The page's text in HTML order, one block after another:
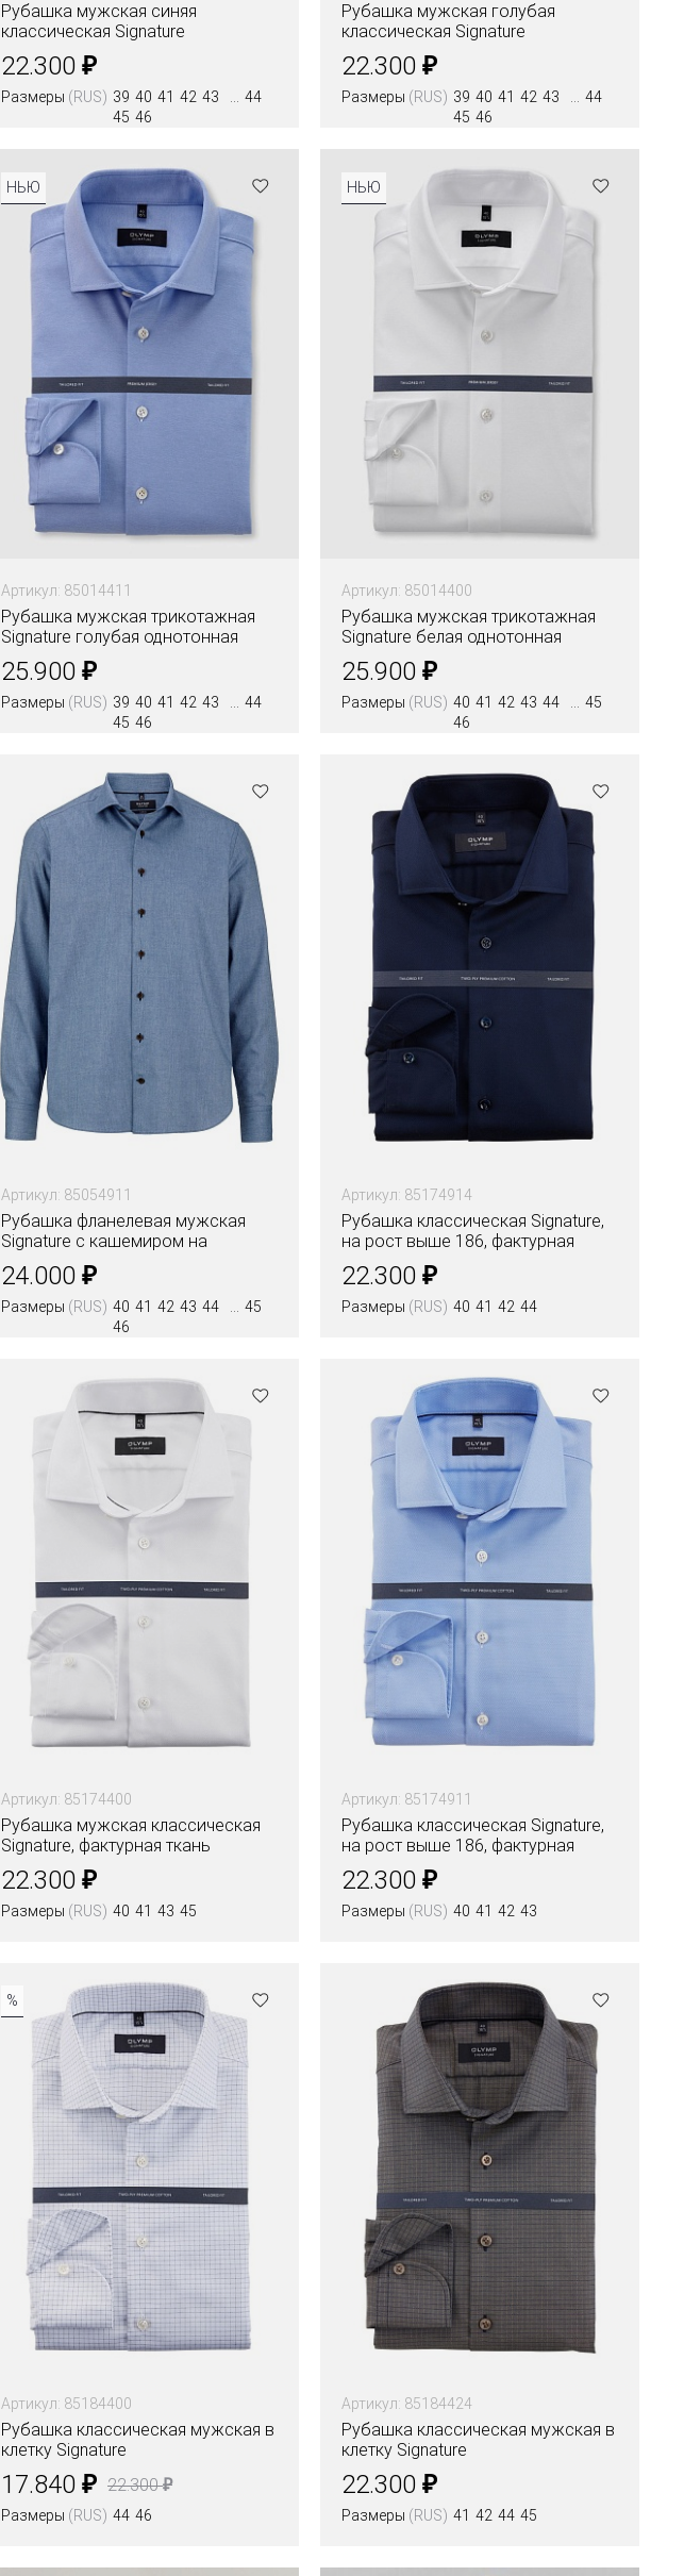
Рубашка мужская синяя
классическая Signature
22.300 ₽
Размеры (RUS) 39 40 41 42 43
44
45 46
Цвета
Рубашка мужская голубая
классическая Signature
22.300 ₽
Размеры (RUS) 39 40 41 42 43
44
45 46
Цвета
НЬЮ
Артикул: 85014411
Рубашка мужская трикотажная
Signature голубая однотонная
25.900 ₽
Размеры (RUS) 39 40 41 42 43
44
45 46
НЬЮ
Артикул: 85014400
Рубашка мужская трикотажная
Signature белая однотонная
25.900 ₽
Размеры (RUS) 40 41 42 43 44
45
46
Артикул: 85054911
Рубашка фланелевая мужская
Signature с кашемиром на
высокий рост
24.000 ₽
Размеры (RUS) 40 41 42 43 44
45
46
Артикул: 85174914
Рубашка классическая Signature,
на рост выше 186, фактурная
22.300 ₽
Размеры (RUS) 40 41 42 44
Артикул: 85174400
Рубашка мужская классическая
Signature, фактурная ткань
22.300 ₽
Размеры (RUS) 40 41 43 45
Артикул: 85174911
Рубашка классическая Signature,
на рост выше 186, фактурная
ткань
22.300 ₽
Размеры (RUS) 40 41 42 43
%
Артикул: 85184400
Рубашка классическая мужская в
клетку Signature
17.840 ₽ 22.300₽
Размеры (RUS) 44 46
Артикул: 85184424
Рубашка классическая мужская в
клетку Signature
22.300 ₽
Размеры (RUS) 41 42 44 45